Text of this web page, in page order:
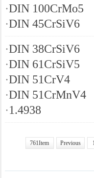
·DIN 100CrMo5
·DIN 45CrSiV6
·DIN 38CrSiV6
·DIN 61CrSiV5
·DIN 51CrV4
·DIN 51CrMnV4
·1.4938
761Item Previous